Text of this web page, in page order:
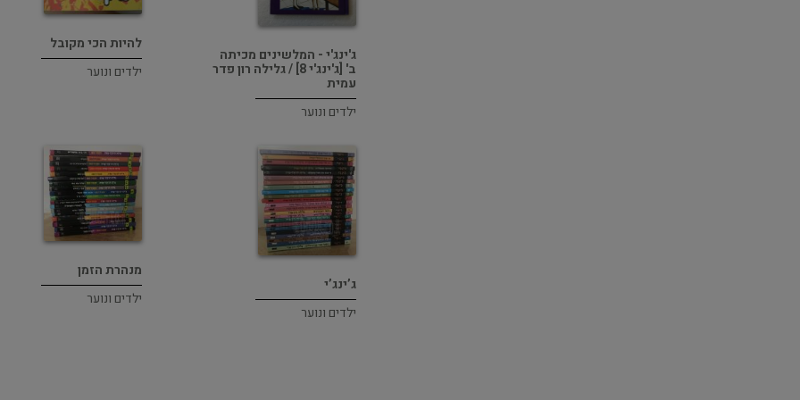
ג'ינג'י - המלשינים מכיתה
ב' [ג'ינג'י 8] / גלילה רון פדר
עמית
ילדים ונוער
להיות הכי מקובל
ילדים ונוער
ג’ינג’י
ילדים ונוער
מנהרת הזמן
ילדים ונוער